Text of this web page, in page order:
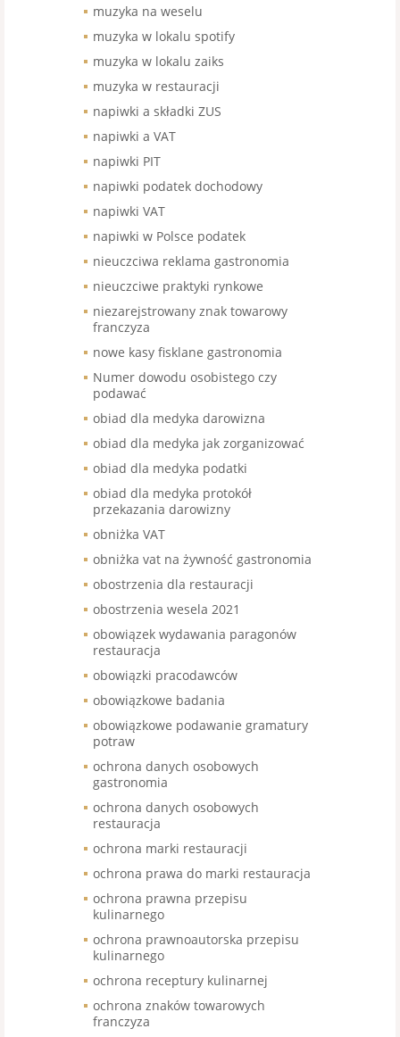
muzyka na weselu
muzyka w lokalu spotify
muzyka w lokalu zaiks
muzyka w restauracji
napiwki a składki ZUS
napiwki a VAT
napiwki PIT
napiwki podatek dochodowy
napiwki VAT
napiwki w Polsce podatek
nieuczciwa reklama gastronomia
nieuczciwe praktyki rynkowe
niezarejstrowany znak towarowy
franczyza
nowe kasy fisklane gastronomia
Numer dowodu osobistego czy
podawać
obiad dla medyka darowizna
obiad dla medyka jak zorganizować
obiad dla medyka podatki
obiad dla medyka protokół
przekazania darowizny
obniżka VAT
obniżka vat na żywność gastronomia
obostrzenia dla restauracji
obostrzenia wesela 2021
obowiązek wydawania paragonów
restauracja
obowiązki pracodawców
obowiązkowe badania
obowiązkowe podawanie gramatury
potraw
ochrona danych osobowych
gastronomia
ochrona danych osobowych
restauracja
ochrona marki restauracji
ochrona prawa do marki restauracja
ochrona prawna przepisu
kulinarnego
ochrona prawnoautorska przepisu
kulinarnego
ochrona receptury kulinarnej
ochrona znaków towarowych
franczyza